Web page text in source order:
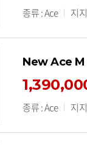
종류 : Ace 지
New Ace M
종류 : Ace 지